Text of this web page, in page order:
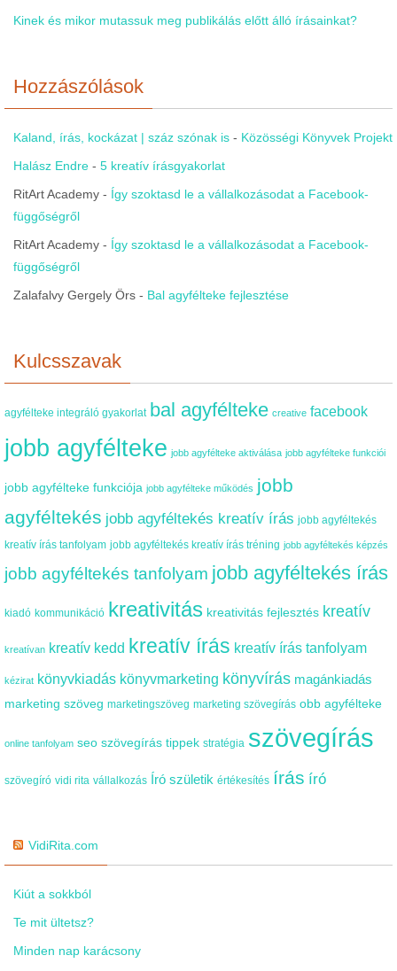
Kinek és mikor mutassuk meg publikálás előtt álló írásainkat?
Hozzászólások
Kaland, írás, kockázat | száz szónak is - Közösségi Könyvek Projekt
Halász Endre - 5 kreatív írásgyakorlat
RitArt Academy - Így szoktasd le a vállalkozásodat a Facebook-
függőségről
RitArt Academy - Így szoktasd le a vállalkozásodat a Facebook-
függőségről
Zalafalvy Gergely Örs - Bal agyfélteke fejlesztése
Kulcsszavak
agyfélteke integráló gyakorlat bal agyfélteke creative facebook
jobb agyfélteke jobb agyfélteke aktiválása jobb agyfélteke funkciói
jobb agyfélteke funkciója jobb agyfélteke működés jobb
agyféltekés jobb agyféltekés kreatív írás jobb agyféltekés
kreatív írás tanfolyam jobb agyféltekés kreatív írás tréning jobb agyféltekés képzés
jobb agyféltekés tanfolyam jobb agyféltekés írás
kiadó kommunikáció kreativitás kreativitás fejlesztés kreatív
kreatívan kreatív kedd kreatív írás kreatív írás tanfolyam
kézirat könyvkiadás könyvmarketing könyvírás magánkiadás
marketing szöveg marketingszöveg marketing szövegírás obb agyfélteke
online tanfolyam seo szövegírás tippek stratégia szövegírás
szövegíró vidi rita vállalkozás Író születik értékesítés írás író
VidiRita.com
Kiút a sokkból
Te mit ültetsz?
Minden nap karácsony